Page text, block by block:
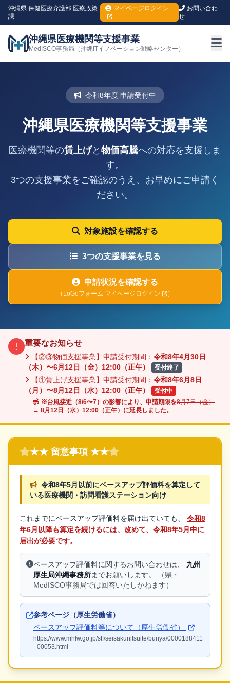
沖縄県 保健医療介護部 医療政策
課
マイページログイン
お問い合わ
せ
沖縄県医療機関等支援事業
MedISCO事務局（沖縄ITイノベーション戦略センター）
令和8年度 申請受付中
沖縄県医療機関等支援事業
医療機関等の賃上げと 物価高騰への対応を支援しま
す。
3つの支援事業をご確認のうえ、お早めにご申請く
ださい。
対象施設を確認する
3つの支援事業を見る
申請状況を確認する
（LoGoフォーム マイページログイン ）
重要なお知らせ
【②③物価支援事業】申請受付期間： 令和8年4月30日
（木）〜6月12日（金）12:00（正午）
受付終了
【①賃上げ支援事業】申請受付期間： 令和8年6月8日
（月）〜8月12日（水）12:00（正午）
受付中
※台風接近（8/6〜7）の影響により、申請期限を8月7日（金）
→ 8月12日（水）12:00（正午） に延長しました。
★★ 留意事項 ★★
令和8年5月以前にベースアップ評価料を算定して
いる医療機関・訪問看護ステーション向け
これまでにベースアップ評価料を届け出ていても、 令和8
年6月以降も算定を続けるには、改めて、令和8年5月中に
届出が必要です。
ベースアップ評価料に関するお問い合わせは、 九州
厚生局沖縄事務所までお願いします。
（県・
MedISCO事務局では回答いたしかねます）
参考ページ（厚生労働省）
ベースアップ評価料等について（厚生労働省）
https://www.mhlw.go.jp/stf/seisakunitsuite/bunya/0000188411
_00053.html